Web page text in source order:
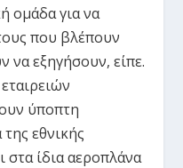
ομάδα για να
που βλέπουν
να εξηγήσουν, είπε.
ύποπτη
εθνικής
στα ίδια αεροπλάνα